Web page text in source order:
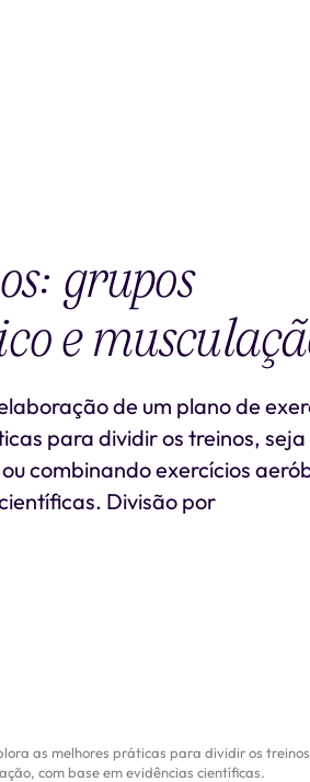
grupos
e
de um plano de
para dividir os treinos, seja
combinando exercícios
Divisão por
as melhores práticas para dividir os
com base em evidências científicas.